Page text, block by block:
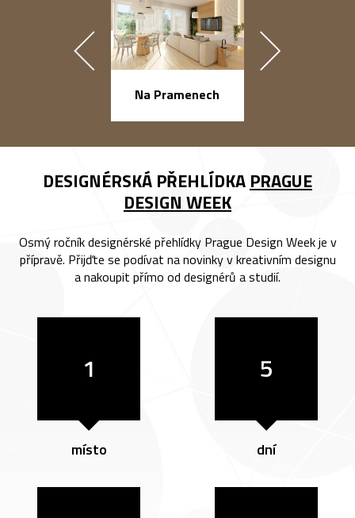
Na Pramenech
DESIGNÉRSKÁ PŘEHLÍDKA PRAGUE
DESIGN WEEK
Osmý ročník designérské přehlídky Prague Design Week je v
přípravě. Přijďte se podívat na novinky v kreativním designu
a nakoupit přímo od designérů a studií.
1
místo
5
dní